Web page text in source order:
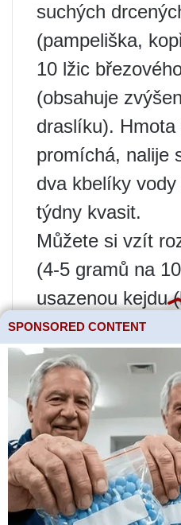
suchých
(pampeliška,
10 lžic
(obsahuje
draslíku). Hmota
promíchá, nalije
dva kbelíky
týdny kvasit.
Můžete si vzít
(4-5 gramů na
usazenou kejdu
10násobným
nebo suchou
gramů na metr
❷ Během
Rostliny se
trusem
poměru 1:12).
SPONSORED CONTENT